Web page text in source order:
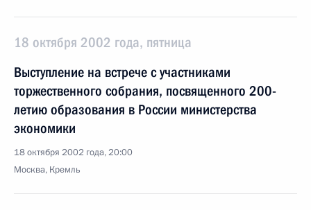
18 октября 2002 года, пятница
Выступление на встрече с участниками
торжественного собрания, посвященного 200-
летию образования в России министерства
экономики
18 октября 2002 года, 20:00
Москва, Кремль